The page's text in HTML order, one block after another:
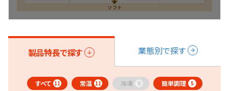
製品特長で探す 業態別で探す
すべて 11 常温 11 冷凍 0 簡単調理 5